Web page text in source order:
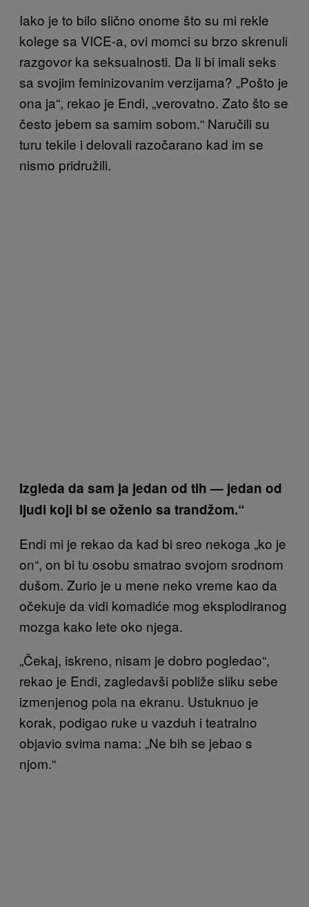
Iako je to bilo slično onome što su mi rekle
kolege sa VICE-a, ovi momci su brzo skrenuli
razgovor ka seksualnosti. Da li bi imali seks
sa svojim feminizovanim verzijama? „Pošto je
ona ja“, rekao je Endi, „verovatno. Zato što se
često jebem sa samim sobom.“ Naručili su
turu tekile i delovali razočarano kad im se
nismo pridružili.
Izgleda da sam ja jedan od tih — jedan od
ljudi koji bi se oženio sa trandžom.“
Endi mi je rekao da kad bi sreo nekoga „ko je
on“, on bi tu osobu smatrao svojom srodnom
dušom. Zurio je u mene neko vreme kao da
očekuje da vidi komadiće mog eksplodiranog
mozga kako lete oko njega.
„Čekaj, iskreno, nisam je dobro pogledao“,
rekao je Endi, zagledavši pobliže sliku sebe
izmenjenog pola na ekranu. Ustuknuo je
korak, podigao ruke u vazduh i teatralno
objavio svima nama: „Ne bih se jebao s
njom.“